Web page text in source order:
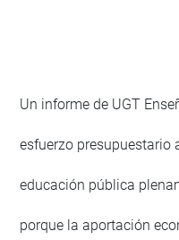
Un informe de UGT
esfuerzo presupuestario
educación pública
porque la aportación